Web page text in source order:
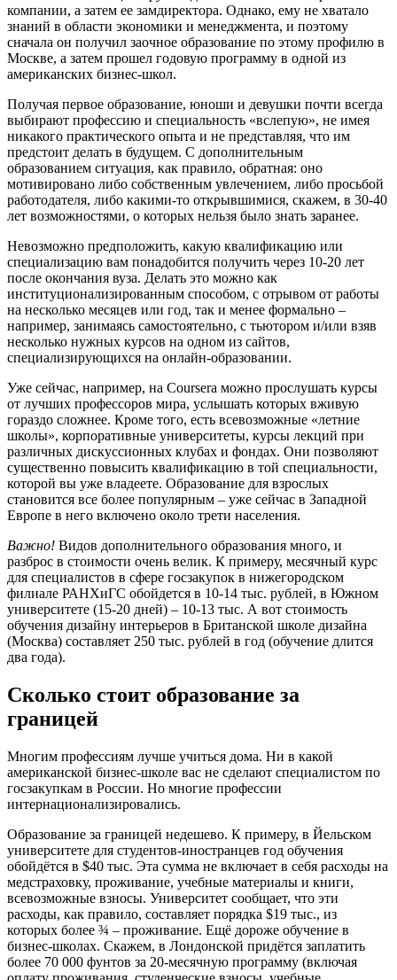
компании, а затем ее замдиректора. Однако, ему не хватало
знаний в области экономики и менеджмента, и поэтому
сначала он получил заочное образование по этому профилю в
Москве, а затем прошел годовую программу в одной из
американских бизнес-школ.
Получая первое образование, юноши и девушки почти всегда
выбирают профессию и специальность «вслепую», не имея
никакого практического опыта и не представляя, что им
предстоит делать в будущем. С дополнительным
образованием ситуация, как правило, обратная: оно
мотивировано либо собственным увлечением, либо просьбой
работодателя, либо какими-то открывшимися, скажем, в 30-40
лет возможностями, о которых нельзя было знать заранее.
Невозможно предположить, какую квалификацию или
специализацию вам понадобится получить через 10-20 лет
после окончания вуза. Делать это можно как
институционализированным способом, с отрывом от работы
на несколько месяцев или год, так и менее формально –
например, занимаясь самостоятельно, с тьютором и/или взяв
несколько нужных курсов на одном из сайтов,
специализирующихся на онлайн-образовании.
Уже сейчас, например, на Coursera можно прослушать курсы
от лучших профессоров мира, услышать которых вживую
гораздо сложнее. Кроме того, есть всевозможные «летние
школы», корпоративные университеты, курсы лекций при
различных дискуссионных клубах и фондах. Они позволяют
существенно повысить квалификацию в той специальности,
которой вы уже владеете. Образование для взрослых
становится все более популярным – уже сейчас в Западной
Европе в него включено около трети населения.
Важно! Видов дополнительного образования много, и
разброс в стоимости очень велик. К примеру, месячный курс
для специалистов в сфере госзакупок в нижегородском
филиале РАНХиГС обойдется в 10-14 тыс. рублей, в Южном
университете (15-20 дней) – 10-13 тыс. А вот стоимость
обучения дизайну интерьеров в Британской школе дизайна
(Москва) составляет 250 тыс. рублей в год (обучение длится
два года).
Сколько стоит образование за
границей
Многим профессиям лучше учиться дома. Ни в какой
американской бизнес-школе вас не сделают специалистом по
госзакупкам в России. Но многие профессии
интернационализировались.
Образование за границей недешево. К примеру, в Йельском
университете для студентов-иностранцев год обучения
обойдётся в $40 тыс. Эта сумма не включает в себя расходы на
медстраховку, проживание, учебные материалы и книги,
всевозможные взносы. Университет сообщает, что эти
расходы, как правило, составляет порядка $19 тыс., из
которых более ¾ – проживание. Ещё дороже обучение в
бизнес-школах. Скажем, в Лондонской придётся заплатить
более 70 000 фунтов за 20-месячную программу (включая